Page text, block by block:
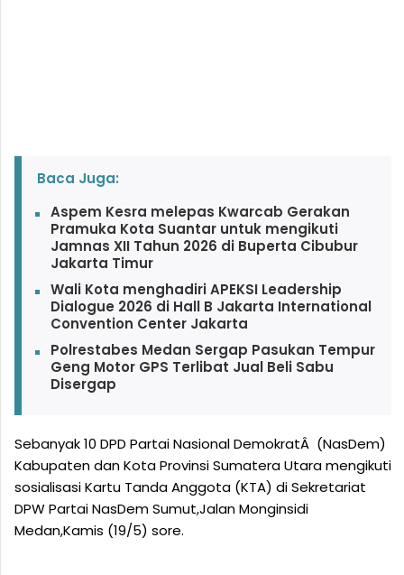
Baca Juga:
Aspem Kesra melepas Kwarcab Gerakan
Pramuka Kota Suantar untuk mengikuti
Jamnas XII Tahun 2026 di Buperta Cibubur
Jakarta Timur
Wali Kota menghadiri APEKSI Leadership
Dialogue 2026 di Hall B Jakarta International
Convention Center Jakarta
Polrestabes Medan Sergap Pasukan Tempur
Geng Motor GPS Terlibat Jual Beli Sabu
Disergap
Sebanyak 10 DPD Partai Nasional DemokratÂ (NasDem)
Kabupaten dan Kota Provinsi Sumatera Utara mengikuti
sosialisasi Kartu Tanda Anggota (KTA) di Sekretariat
DPW Partai NasDem Sumut,Jalan Monginsidi
Medan,Kamis (19/5) sore.